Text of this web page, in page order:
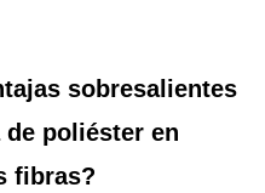
sobresalientes
poliéster en
fibras?